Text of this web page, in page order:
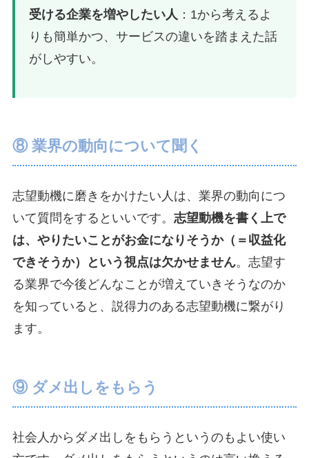
受ける企業を増やしたい人 ：1から考えるよ
りも簡単かつ、サービスの違いを踏まえた話
がしやすい。
⑧ 業界の動向について聞く
志望動機に磨きをかけたい人は、業界の動向につ
いて質問をするといいです。 志望動機を書く上で
は、やりたいことがお金になりそうか（＝収益化
できそうか）という視点は欠かせません。志望す
る業界で今後どんなことが増えていきそうなのか
を知っていると、説得力のある志望動機に繋がり
ます。
⑨ ダメ出しをもらう
社会人からダメ出しをもらうというのもよい使い